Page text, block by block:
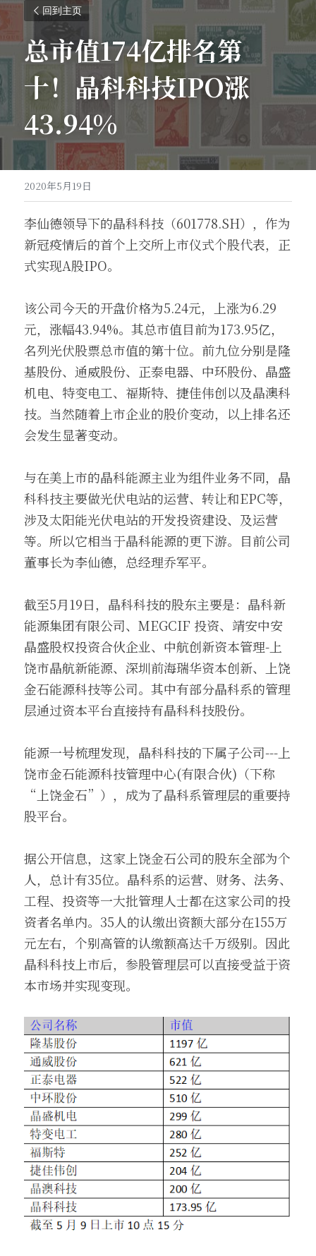
回到主页
总市值174亿排名第
十！晶科科技IPO涨
43.94%
2020年5月19日
李仙德领导下的晶科科技（601778.SH），作为
新冠疫情后的首个上交所上市仪式个股代表，正
式实现A股IPO。
该公司今天的开盘价格为5.24元，上涨为6.29
元，涨幅43.94%。其总市值目前为173.95亿，
名列光伏股票总市值的第十位。前九位分别是隆
基股份、通威股份、正泰电器、中环股份、晶盛
机电、特变电工、福斯特、捷佳伟创以及晶澳科
技。当然随着上市企业的股价变动，以上排名还
会发生显著变动。
与在美上市的晶科能源主业为组件业务不同，晶
科科技主要做光伏电站的运营、转让和EPC等，
涉及太阳能光伏电站的开发投资建设、及运营
等。所以它相当于晶科能源的更下游。目前公司
董事长为李仙德，总经理乔军平。
截至5月19日，晶科科技的股东主要是：晶科新
能源集团有限公司、MEGCIF 投资、靖安中安
晶盛股权投资合伙企业、中航创新资本管理-上
饶市晶航新能源、深圳前海瑞华资本创新、上饶
金石能源科技等公司。其中有部分晶科系的管理
层通过资本平台直接持有晶科科技股份。
能源一号梳理发现，晶科科技的下属子公司---上
饶市金石能源科技管理中心(有限合伙)（下称
“上饶金石”），成为了晶科系管理层的重要持
股平台。
据公开信息，这家上饶金石公司的股东全部为个
人，总计有35位。晶科系的运营、财务、法务、
工程、投资等一大批管理人士都在这家公司的投
资者名单内。35人的认缴出资额大部分在155万
元左右，个别高管的认缴额高达千万级别。因此
晶科科技上市后，参股管理层可以直接受益于资
本市场并实现变现。